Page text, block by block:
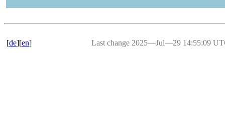
[de][en] Last change 2025―Jul―29 14:55:09